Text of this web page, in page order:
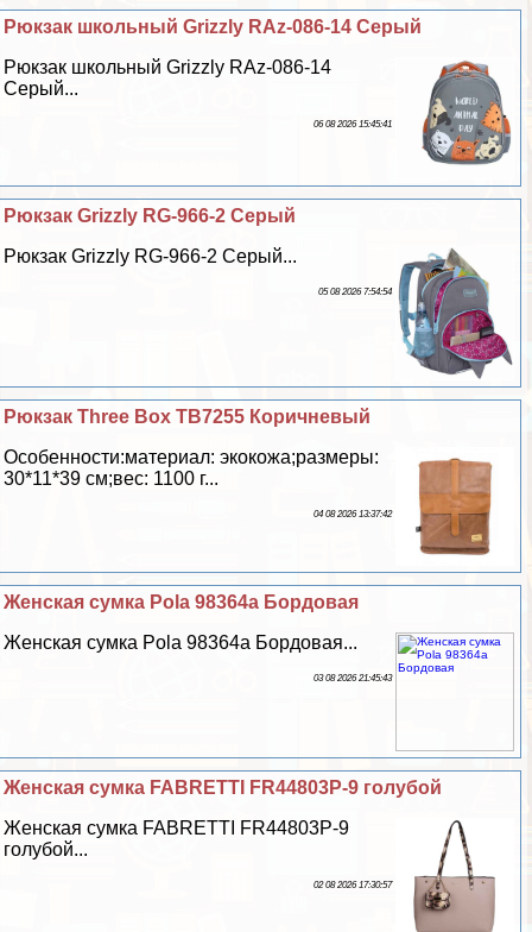
Рюкзак школьный Grizzly RAz-086-14 Серый
Рюкзак школьный Grizzly RAz-086-14
Серый...
06 08 2026 15:45:41
Рюкзак Grizzly RG-966-2 Серый
Рюкзак Grizzly RG-966-2 Серый...
05 08 2026 7:54:54
Рюкзак Three Box TB7255 Коричневый
Особенности:материал: экокожа;размеры:
30*11*39 см;вес: 1100 г...
04 08 2026 13:37:42
Женская сумка Pola 98364а Бордовая
Женская сумка Pola 98364а Бордовая...
03 08 2026 21:45:43
Женская сумка FABRETTI FR44803P-9 гoлyбой
Женская сумка FABRETTI FR44803P-9
гoлyбой...
02 08 2026 17:30:57